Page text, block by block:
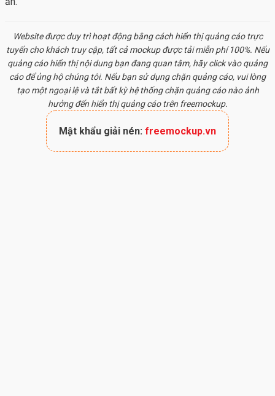
Website được duy trì hoạt động bằng cách hiển thị quảng cáo trực
tuyến cho khách truy cập, tất cả mockupđược tải miễn phí 100%. Nếu
quảng cáo hiển thị nội dung bạn đang quan tâm, hãy click vào quảng
cáo để ủng hộ chúng tôi. Nếu bạn sử dụng chặn quảng cáo, vui lòng
tạo một ngoại lệ và tắt bất kỳ hệ thống chặn quảng cáo nào ảnh
hưởng đến hiển thị quảng cáo trên freemockup.
Mật khẩu giải nén: freemockup.vn